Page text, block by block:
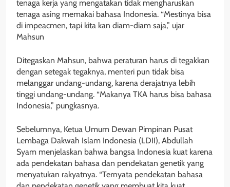
tenaga kerja yang mengatakan tidak mengharuskan
tenaga asing memakai bahasa Indonesia. “Mestinya bisa
di impeacmen, tapi kita kan diam-diam saja,” ujar
Mahsun
Ditegaskan Mahsun, bahwa peraturan harus di tegakkan
dengan setegak tegaknya, menteri pun tidak bisa
melanggar undang-undang, karena derajatnya lebih
tinggi undang-undang. “Makanya TKA harus bisa bahasa
Indonesia,” pungkasnya.
Sebelumnya, Ketua Umum Dewan Pimpinan Pusat
Lembaga Dakwah Islam Indonesia (LDII), Abdullah
Syam menjelaskan bahwa bangsa Indonesia kuat karena
ada pendekatan bahasa dan pendekatan genetik yang
menyatukan rakyatnya. “Ternyata pendekatan bahasa